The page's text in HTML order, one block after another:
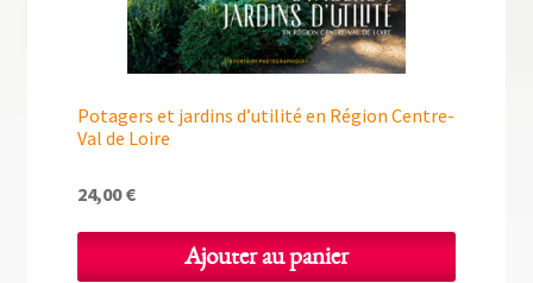
Potagers et jardins d’utilité en Région Centre-
Val de Loire
24,00€
Ajouter au panier